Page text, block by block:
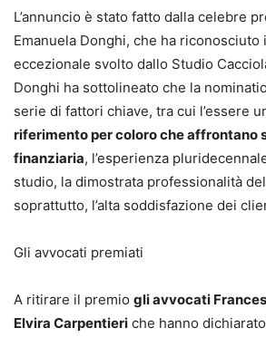
L’annuncio è stato fatto dalla celebre
Emanuela Donghi, che ha riconosciuto
eccezionale svolto dallo Studio
Donghi ha sottolineato che la
serie di fattori chiave, tra cui l’essere
riferimento per coloro che affrontano
finanziaria, l’esperienza
studio, la dimostrata professionalità
soprattutto, l’alta soddisfazione dei
Gli avvocati premiati
A ritirare il premio gli avvocati
Elvira Carpentieri che hanno